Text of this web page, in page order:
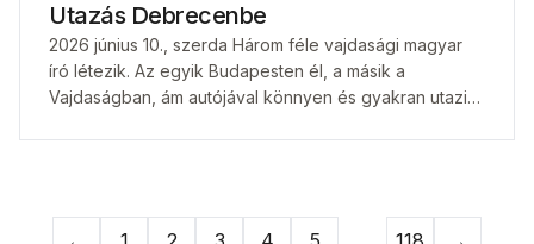
Utazás Debrecenbe
2026 június 10., szerda Három féle vajdasági magyar
író létezik. Az egyik Budapesten él, a másik a
Vajdaságban, ám autójával könnyen és gyakran utazik